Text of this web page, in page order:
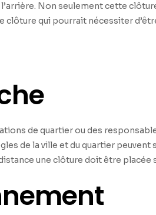
Non seulement cette
clôture qui pourrait nécessiter
de quartier ou des
de la ville et du quartier
une clôture doit être